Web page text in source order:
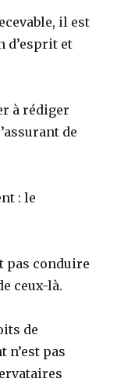
il est
d’esprit et
à rédiger
de
: le
pas conduire
ceux-là.
de
n’est pas